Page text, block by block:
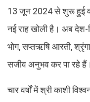
13 जून 2024 से शुरू हुई
नई राह खोली है। अब देश-
भोग, सप्तऋषि आरती,
सजीव अनुभव कर पा रहे हैं।
चार वर्षों में श्री काशी